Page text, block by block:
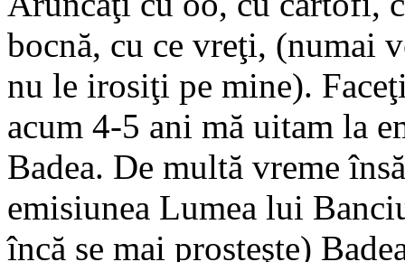
bocnă, cu ce vreţi, (numai
nu le irosiţi pe mine).
acum 4-5 ani mă uitam la
Badea. De multă vreme
emisiunea Lumea lui
încă se mai prosteşte)